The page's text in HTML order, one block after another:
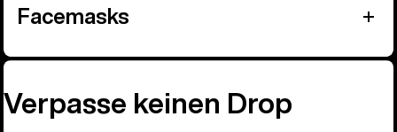
Facemasks
Verpasse keinen Drop